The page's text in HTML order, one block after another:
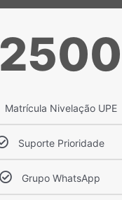
2500
Matrícula Nivelação UPE
Suporte Prioridade
Grupo WhatsApp